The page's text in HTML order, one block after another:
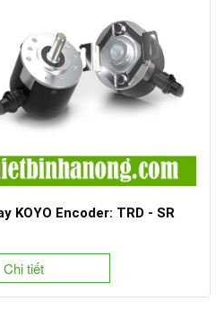
KOYO Encoder: TRD - SR
Chi tiết